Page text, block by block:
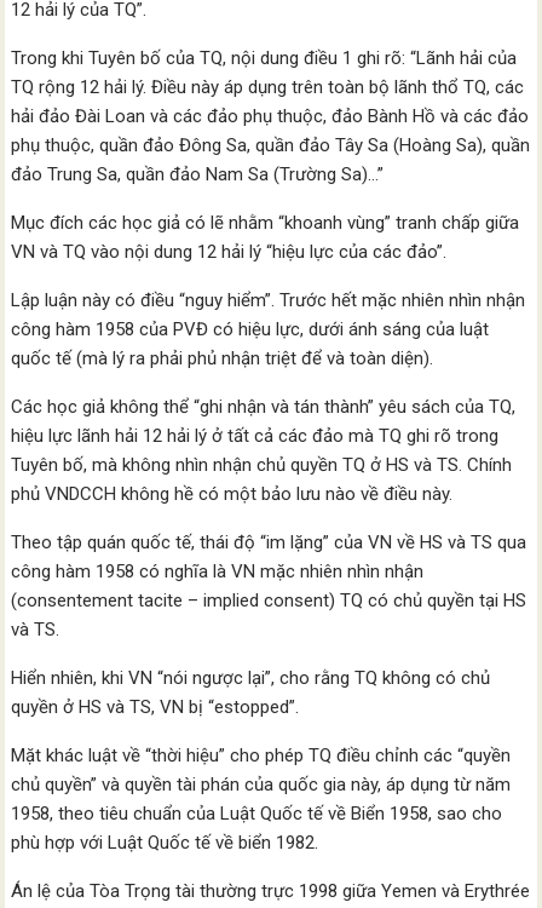
12 hải lý của TQ”.
Trong khi Tuyên bố của TQ, nội dung điều 1 ghi rõ: “Lãnh hải của
TQ rộng 12 hải lý. Điều này áp dụng trên toàn bộ lãnh thổ TQ, các
hải đảo Đài Loan và các đảo phụ thuộc, đảo Bành Hồ và các đảo
phụ thuộc, quần đảo Đông Sa, quần đảo Tây Sa (Hoàng Sa), quần
đảo Trung Sa, quần đảo Nam Sa (Trường Sa)…”
Mục đích các học giả có lẽ nhằm “khoanh vùng” tranh chấp giữa
VN và TQ vào nội dung 12 hải lý “hiệu lực của các đảo”.
Lập luận này có điều “nguy hiểm”. Trước hết mặc nhiên nhìn nhận
công hàm 1958 của PVĐ có hiệu lực, dưới ánh sáng của luật
quốc tế (mà lý ra phải phủ nhận triệt để và toàn diện).
Các học giả không thể “ghi nhận và tán thành” yêu sách của TQ,
hiệu lực lãnh hải 12 hải lý ở tất cả các đảo mà TQ ghi rõ trong
Tuyên bố, mà không nhìn nhận chủ quyền TQ ở HS và TS. Chính
phủ VNDCCH không hề có một bảo lưu nào về điều này.
Theo tập quán quốc tế, thái độ “im lặng” của VN về HS và TS qua
công hàm 1958 có nghĩa là VN mặc nhiên nhìn nhận
(consentement tacite – implied consent) TQ có chủ quyền tại HS
và TS.
Hiển nhiên, khi VN “nói ngược lại”, cho rằng TQ không có chủ
quyền ở HS và TS, VN bị “estopped”.
Mặt khác luật về “thời hiệu” cho phép TQ điều chỉnh các “quyền
chủ quyền” và quyền tài phán của quốc gia này, áp dụng từ năm
1958, theo tiêu chuẩn của Luật Quốc tế về Biển 1958, sao cho
phù hợp với Luật Quốc tế về biển 1982.
Án lệ của Tòa Trọng tài thường trực 1998 giữa Yemen và Erythrée